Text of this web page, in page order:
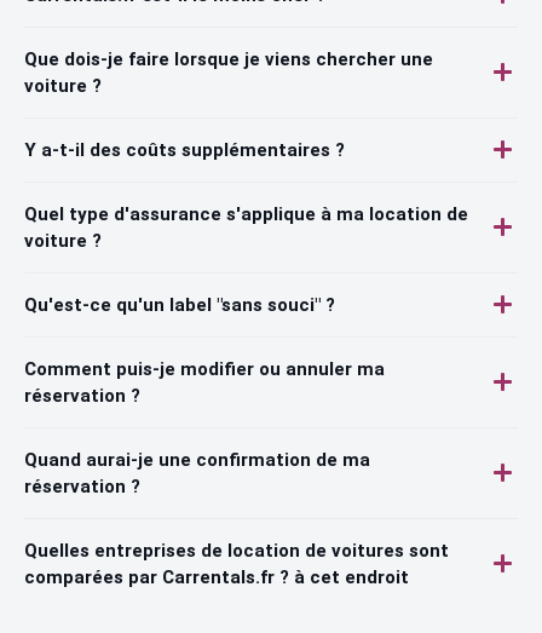
Que dois-je faire lorsque je viens chercher une
voiture ?
Y a-t-il des coûts supplémentaires ?
Quel type d'assurance s'applique à ma location de
voiture ?
Qu'est-ce qu'un label "sans souci" ?
Comment puis-je modifier ou annuler ma
réservation ?
Quand aurai-je une confirmation de ma
réservation ?
Quelles entreprises de location de voitures sont
comparées par Carrentals.fr ? à cet endroit